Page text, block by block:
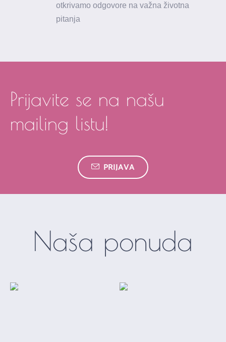
otkrivamo odgovore na važna životna
pitanja
Prijavite se na našu
mailing listu!
PRIJAVA
Naša ponuda